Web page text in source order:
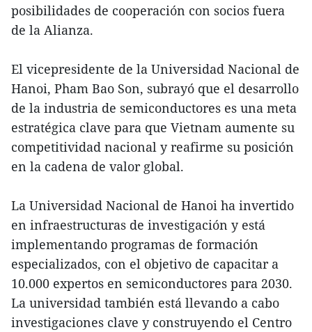
posibilidades de cooperación con socios fuera
de la Alianza.
El vicepresidente de la Universidad Nacional de
Hanoi, Pham Bao Son, subrayó que el desarrollo
de la industria de semiconductores es una meta
estratégica clave para que Vietnam aumente su
competitividad nacional y reafirme su posición
en la cadena de valor global.
La Universidad Nacional de Hanoi ha invertido
en infraestructuras de investigación y está
implementando programas de formación
especializados, con el objetivo de capacitar a
10.000 expertos en semiconductores para 2030.
La universidad también está llevando a cabo
investigaciones clave y construyendo el Centro